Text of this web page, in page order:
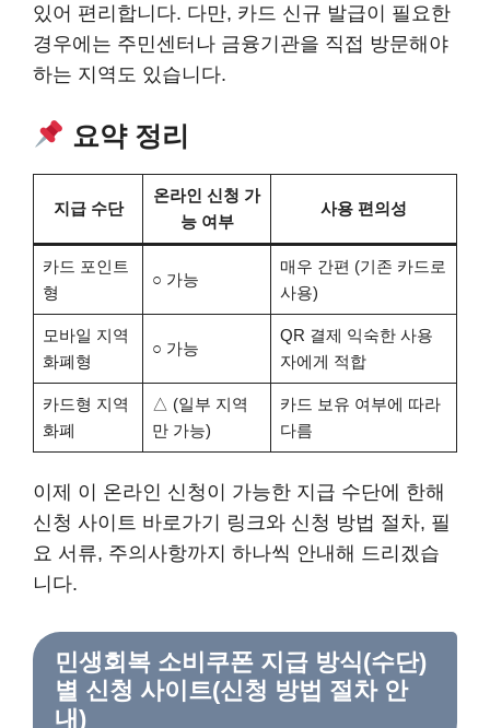
있어 편리합니다. 다만, 카드 신규 발급이 필요한
경우에는 주민센터나 금융기관을 직접 방문해야
하는 지역도 있습니다.
요약 정리
지급 수단
온라인 신청 가
능 여부
사용 편의성
카드 포인트
형
○ 가능
매우 간편 (기존 카드로
사용)
모바일 지역
화폐형
○ 가능
QR 결제 익숙한 사용
자에게 적합
카드형 지역
화폐
△ (일부 지역
만 가능)
카드 보유 여부에 따라
다름
이제 이 온라인 신청이 가능한 지급 수단에 한해
신청 사이트 바로가기 링크와 신청 방법 절차, 필
요 서류, 주의사항까지 하나씩 안내해 드리겠습
니다.
민생회복 소비쿠폰 지급 방식(수단)
별 신청 사이트(신청 방법 절차 안
내)